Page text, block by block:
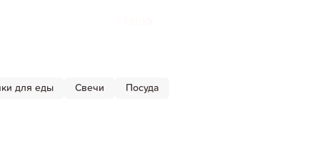
для еды Свечи Посуда